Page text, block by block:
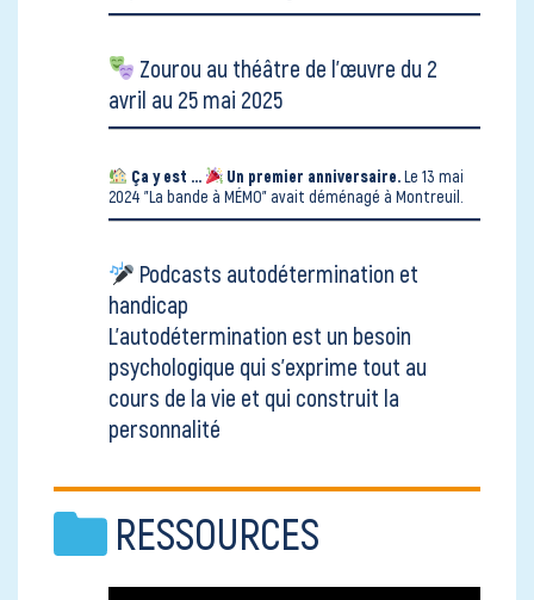
Zourou au théâtre de l'œuvre du 2
avril au 25 mai 2025
Ça y est ... Un premier anniversaire.Le 13 mai
2024 "La bande à MÉMO" avait déménagé à Montreuil.
Podcasts autodétermination et
handicap
L’autodétermination est un besoin
psychologique qui s’exprime tout au
cours de la vie et qui construit la
personnalité
RESSOURCES